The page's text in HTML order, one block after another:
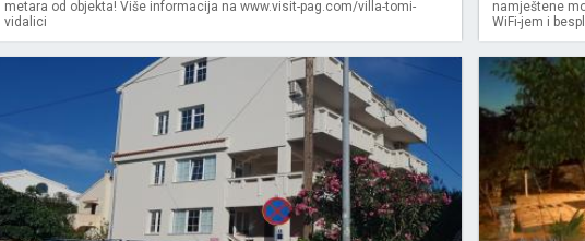
metara od objekta! Više informacija na www.visit-pag.com/villa-tomi-
vidalici
namještene
WiFi-jem i